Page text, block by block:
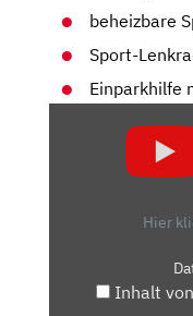
beheizbare
Sport-
Einparkhilfe
FACELIFT:
Hier
Inhalt